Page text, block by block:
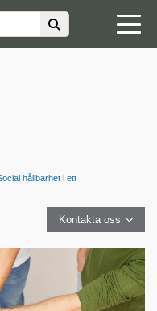
hållbarhet i ett
Kontakta oss